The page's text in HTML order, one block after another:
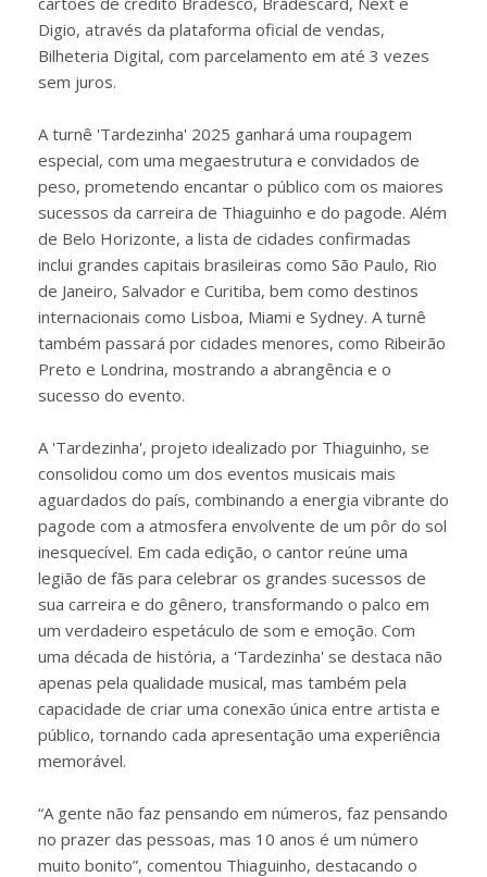
Digio, através da plataforma oficial de vendas,
Bilheteria Digital, com parcelamento em até 3 vezes
sem juros.
A turnê 'Tardezinha' 2025 ganhará uma roupagem
especial, com uma megaestrutura e convidados de
peso, prometendo encantar o público com os maiores
sucessos da carreira de Thiaguinho e do pagode. Além
de Belo Horizonte, a lista de cidades confirmadas
inclui grandes capitais brasileiras como São Paulo, Rio
de Janeiro, Salvador e Curitiba, bem como destinos
internacionais como Lisboa, Miami e Sydney. A turnê
também passará por cidades menores, como Ribeirão
Preto e Londrina, mostrando a abrangência e o
sucesso do evento.
A 'Tardezinha', projeto idealizado por Thiaguinho, se
consolidou como um dos eventos musicais mais
aguardados do país, combinando a energia vibrante do
pagode com a atmosfera envolvente de um pôr do sol
inesquecível. Em cada edição, o cantor reúne uma
legião de fãs para celebrar os grandes sucessos de
sua carreira e do gênero, transformando o palco em
um verdadeiro espetáculo de som e emoção. Com
uma década de história, a 'Tardezinha' se destaca não
apenas pela qualidade musical, mas também pela
capacidade de criar uma conexão única entre artista e
público, tornando cada apresentação uma experiência
memorável.
“A gente não faz pensando em números, faz pensando
no prazer das pessoas, mas 10 anos é um número
muito bonito”, comentou Thiaguinho, destacando o